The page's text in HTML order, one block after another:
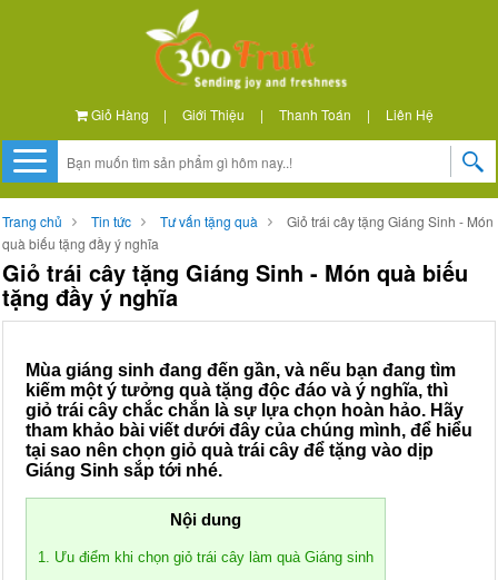
Giỏ Hàng | Giới Thiệu | Thanh Toán | Liên Hệ
Trang chủ Tin tức Tư vấn tặng quà
Giỏ trái cây tặng Giáng Sinh - Món
quà biếu tặng đầy ý nghĩa
Giỏ trái cây tặng Giáng Sinh - Món quà biếu
tặng đầy ý nghĩa
Mùa giáng sinh đang đến gần, và nếu bạn đang tìm
kiếm một ý tưởng quà tặng độc đáo và ý nghĩa, thì
giỏ trái cây chắc chắn là sự lựa chọn hoàn hảo. Hãy
tham khảo bài viết dưới đây của chúng mình, để hiểu
tại sao nên chọn giỏ quà trái cây để tặng vào dịp
Giáng Sinh sắp tới nhé.
Nội dung
1. Ưu điểm khi chọn giỏ trái cây làm quà Giáng sinh